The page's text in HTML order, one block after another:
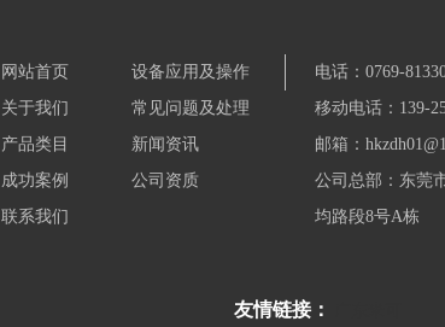
网站首页
设备应用及操作
关于我们
常见问题及处理
产品类目
新闻资讯
成功案例
公司资质
联系我们
电话：0769-
移动电话：139-
邮箱：
公司总部：东莞
均路段8号A栋
友情链接：